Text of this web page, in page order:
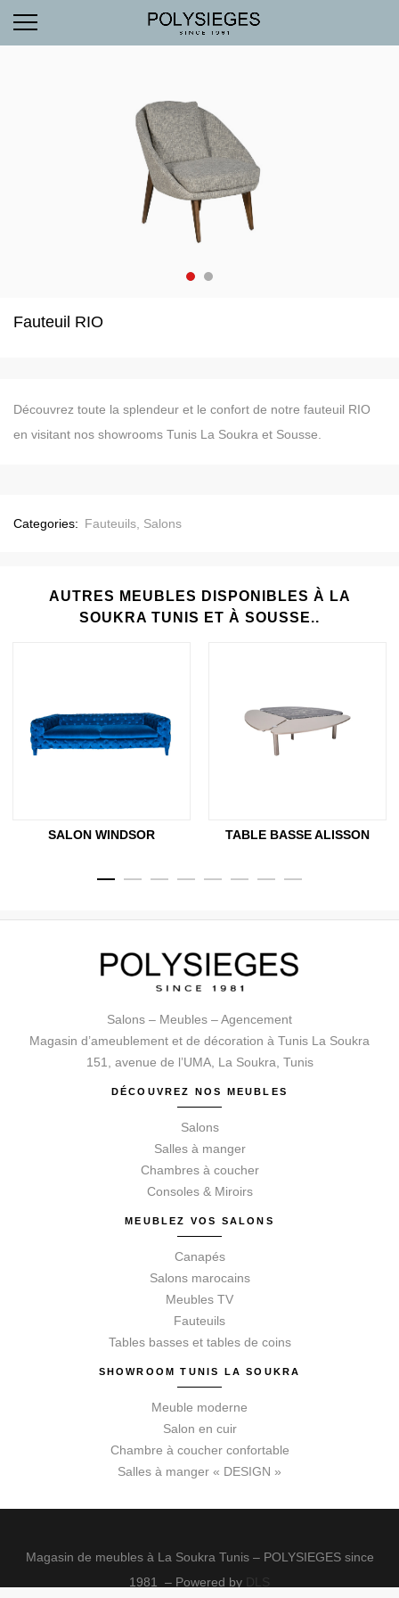
Fauteuil RIO
Découvrez toute la splendeur et le confort de notre fauteuil RIO
en visitant nos showrooms Tunis La Soukra et Sousse.
Categories: Fauteuils, Salons
AUTRES MEUBLES DISPONIBLES À LA
SOUKRA TUNIS ET À SOUSSE..
SALON WINDSOR TABLE BASSE ALISSON
Salons – Meubles – Agencement
Magasin d’ameublement et de décoration à Tunis La Soukra
151, avenue de l’UMA, La Soukra, Tunis
DÉCOUVREZ NOS MEUBLES
Salons
Salles à manger
Chambres à coucher
Consoles & Miroirs
MEUBLEZ VOS SALONS
Canapés
Salons marocains
Meubles TV
Fauteuils
Tables basses et tables de coins
SHOWROOM TUNIS LA SOUKRA
Meuble moderne
Salon en cuir
Chambre à coucher confortable
Salles à manger « DESIGN »
Magasin de meubles à La Soukra Tunis – POLYSIEGES since
1981 – Powered by DLS